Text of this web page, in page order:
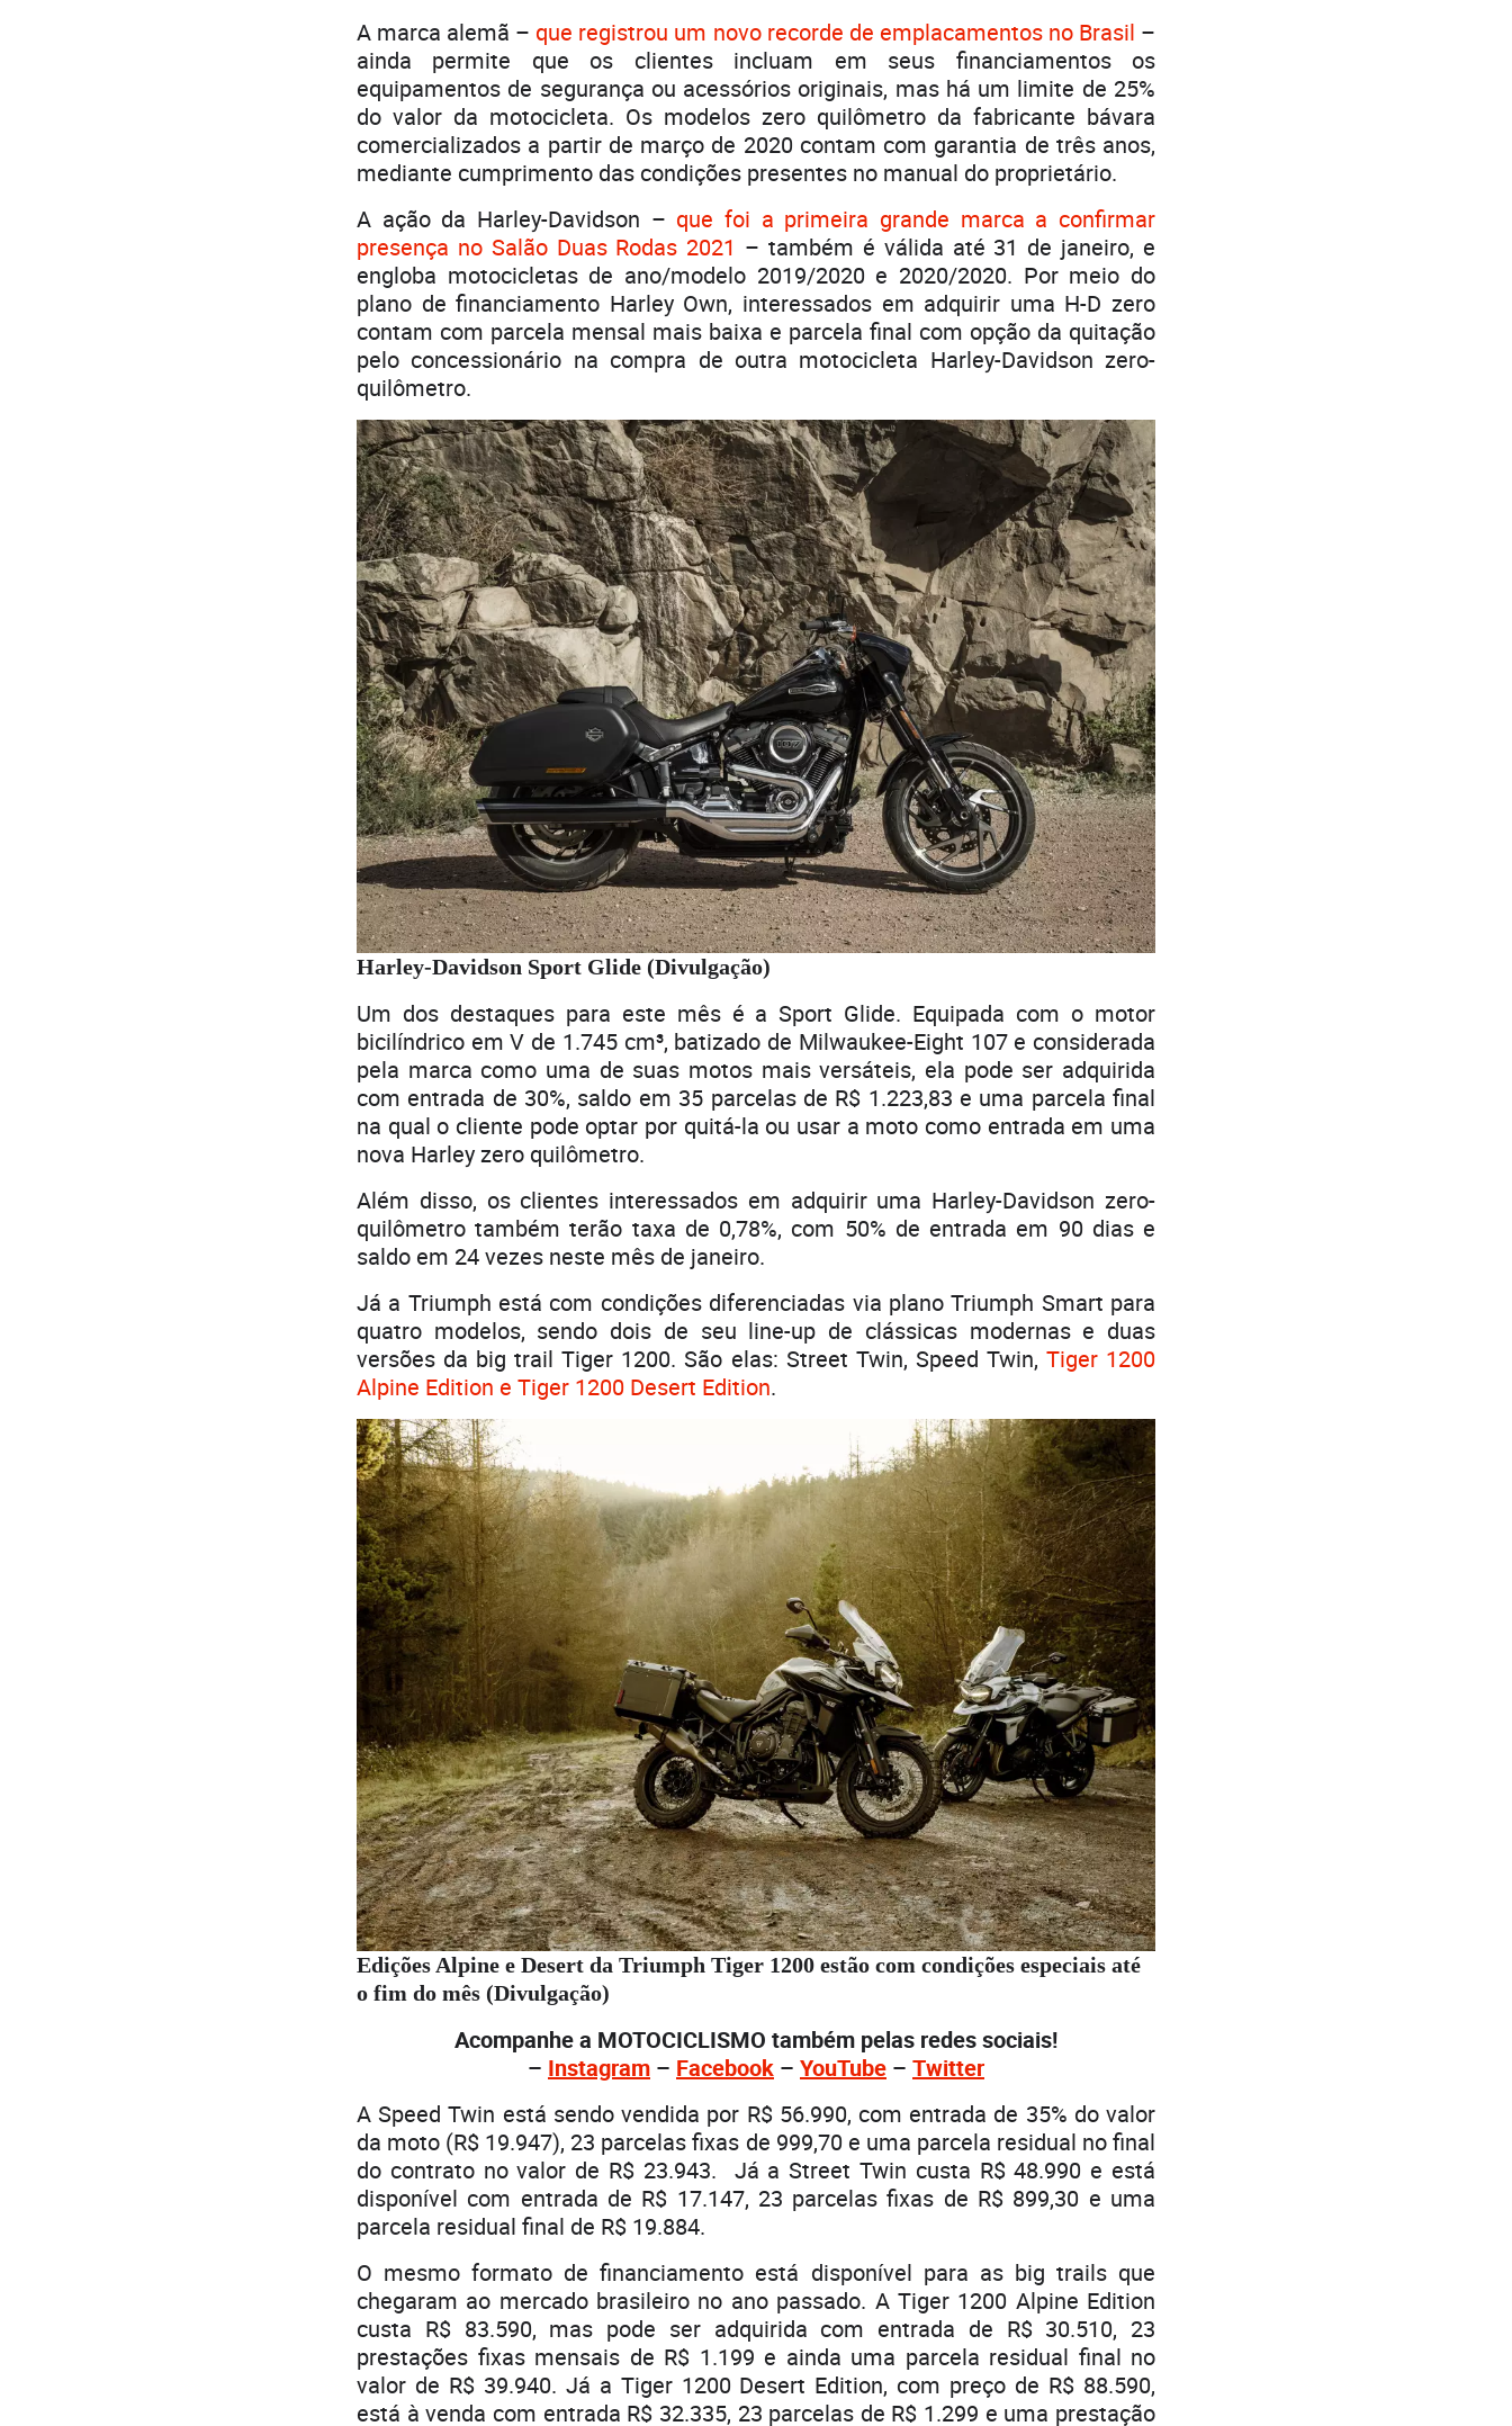
A marca alemã – que registrou um novo recorde de emplacamentos no Brasil –
ainda permite que os clientes incluam em seus financiamentos os
equipamentos de segurança ou acessórios originais, mas há um limite de 25%
do valor da motocicleta. Os modelos zero quilômetro da fabricante bávara
comercializados a partir de março de 2020 contam com garantia de três anos,
mediante cumprimento das condições presentes no manual do proprietário.
A ação da Harley-Davidson – que foi a primeira grande marca a confirmar
presença no Salão Duas Rodas 2021 – também é válida até 31 de janeiro, e
engloba motocicletas de ano/modelo 2019/2020 e 2020/2020. Por meio do
plano de financiamento Harley Own, interessados em adquirir uma H-D zero
contam com parcela mensal mais baixa e parcela final com opção da quitação
pelo concessionário na compra de outra motocicleta Harley-Davidson zero-
quilômetro.
Harley-Davidson Sport Glide (Divulgação)
Um dos destaques para este mês é a Sport Glide. Equipada com o motor
bicilíndrico em V de 1.745 cm³, batizado de Milwaukee-Eight 107 e considerada
pela marca como uma de suas motos mais versáteis, ela pode ser adquirida
com entrada de 30%, saldo em 35 parcelas de R$ 1.223,83 e uma parcela final
na qual o cliente pode optar por quitá-la ou usar a moto como entrada em uma
nova Harley zero quilômetro.
Além disso, os clientes interessados em adquirir uma Harley-Davidson zero-
quilômetro também terão taxa de 0,78%, com 50% de entrada em 90 dias e
saldo em 24 vezes neste mês de janeiro.
Já a Triumph está com condições diferenciadas via plano Triumph Smart para
quatro modelos, sendo dois de seu line-up de clássicas modernas e duas
versões da big trail Tiger 1200. São elas: Street Twin, Speed Twin, Tiger 1200
Alpine Edition e Tiger 1200 Desert Edition.
Edições Alpine e Desert da Triumph Tiger 1200 estão com condições especiais até
o fim do mês (Divulgação)
Acompanhe a MOTOCICLISMO também pelas redes sociais!
– Instagram – Facebook – YouTube – Twitter
A Speed Twin está sendo vendida por R$ 56.990, com entrada de 35% do valor
da moto (R$ 19.947), 23 parcelas fixas de 999,70 e uma parcela residual no final
do contrato no valor de R$ 23.943. Já a Street Twin custa R$ 48.990 e está
disponível com entrada de R$ 17.147, 23 parcelas fixas de R$ 899,30 e uma
parcela residual final de R$ 19.884.
O mesmo formato de financiamento está disponível para as big trails que
chegaram ao mercado brasileiro no ano passado. A Tiger 1200 Alpine Edition
custa R$ 83.590, mas pode ser adquirida com entrada de R$ 30.510, 23
prestações fixas mensais de R$ 1.199 e ainda uma parcela residual final no
valor de R$ 39.940. Já a Tiger 1200 Desert Edition, com preço de R$ 88.590,
está à venda com entrada R$ 32.335, 23 parcelas de R$ 1.299 e uma prestação